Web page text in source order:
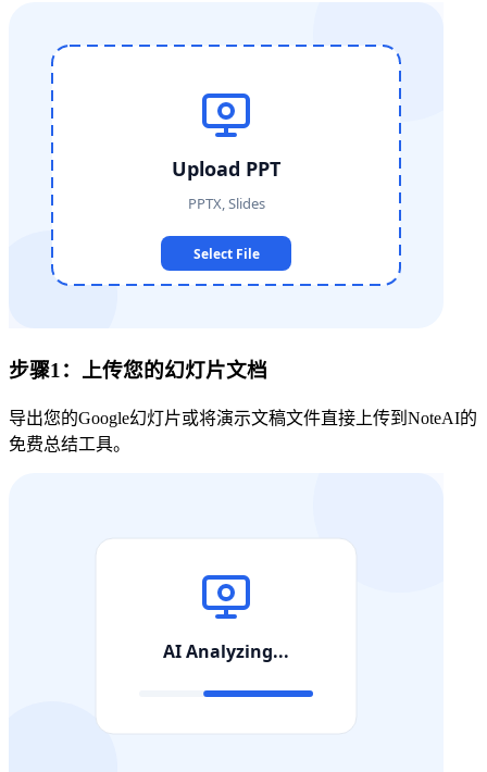
步骤1：上传您的幻灯片文档
导出您的Google幻灯片或将演示文稿文件直接上传到NoteAI的
免费总结工具。